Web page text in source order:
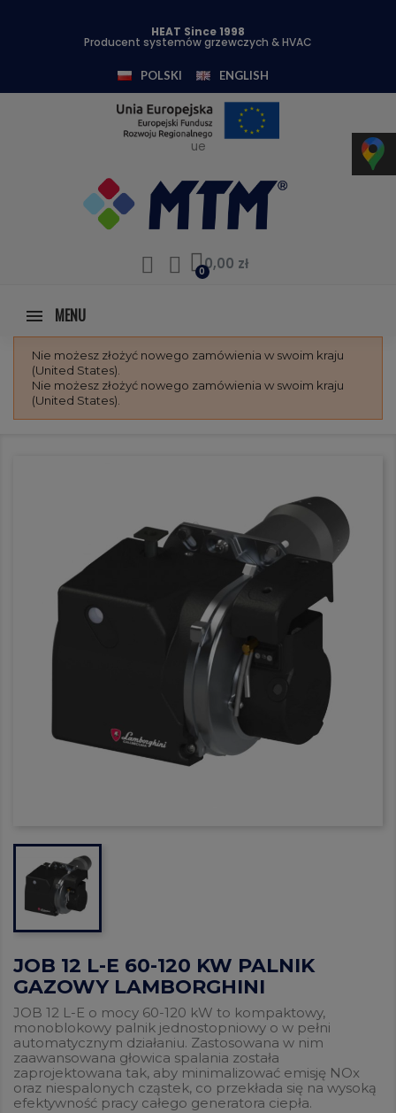
HEAT Since 1998
Producent systemów grzewczych & HVAC
POLSKI ENGLISH
ue
0,00 zł
MENU
Nie możesz złożyć nowego zamówienia w swoim kraju
(United States).
Nie możesz złożyć nowego zamówienia w swoim kraju
(United States).
JOB 12 L-E 60-120 KW PALNIK
GAZOWY LAMBORGHINI
JOB 12 L-E o mocy 60-120 kW to kompaktowy,
monoblokowy palnik jednostopniowy o w pełni
automatycznym działaniu. Zastosowana w nim
zaawansowana głowica spalania została
zaprojektowana tak, aby minimalizować emisję NOx
oraz niespalonych cząstek, co przekłada się na wysoką
efektywność pracy całego generatora ciepła.